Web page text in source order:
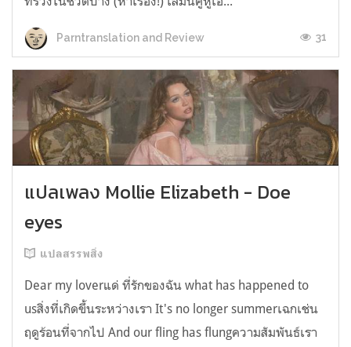
Parntranslation and Review 31
แปลเพลง Mollie Elizabeth - Doe
eyes
แปลสรรพสิ่ง
Dear my loverแด่ ที่รักของฉัน what has happened to
usสิ่งที่เกิดขึ้นระหว่างเรา It's no longer summerเฉกเช่น
ฤดูร้อนที่จากไป And our fling has flungความสัมพันธ์เรา